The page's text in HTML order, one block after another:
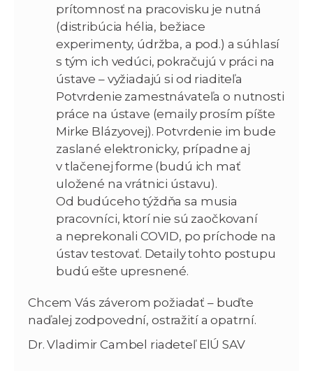
prítomnosť na pracovisku je nutná
(distribúcia hélia, bežiace
experimenty, údržba, a pod.) a súhlasí
s tým ich vedúci, pokračujú v práci na
ústave – vyžiadajú si od riaditeľa
Potvrdenie zamestnávateľa o nutnosti
práce na ústave (emaily prosím píšte
Mirke Blázyovej). Potvrdenie im bude
zaslané elektronicky, prípadne aj
v tlačenej forme (budú ich mať
uložené na vrátnici ústavu).
Od budúceho týždňa sa musia
pracovníci, ktorí nie sú zaočkovaní
a neprekonali COVID, po príchode na
ústav testovať. Detaily tohto postupu
budú ešte upresnené.
Chcem Vás záverom požiadať – buďte
naďalej zodpovední, ostražití a opatrní.
Dr. Vladimir Cambel riadeteľ ElÚ SAV